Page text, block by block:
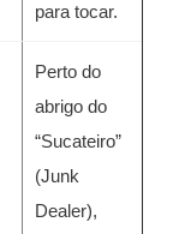
para tocar.
Perto do
abrigo do
“Sucateiro”
(Junk
Dealer),